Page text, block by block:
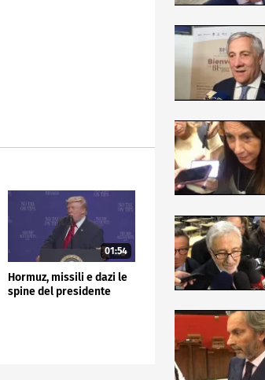
01:54
Hormuz, missili e dazi le
spine del presidente